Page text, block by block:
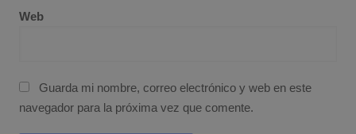
Web
Guarda mi nombre, correo electrónico y web en este
navegador para la próxima vez que comente.